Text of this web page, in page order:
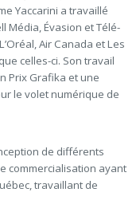
Yaccarini a travaillé
Média, Évasion et Télé-
Air Canada et Les
celles-ci. Son travail
Prix Grafika et une
le volet numérique de
de différents
commercialisation ayant
travaillant de